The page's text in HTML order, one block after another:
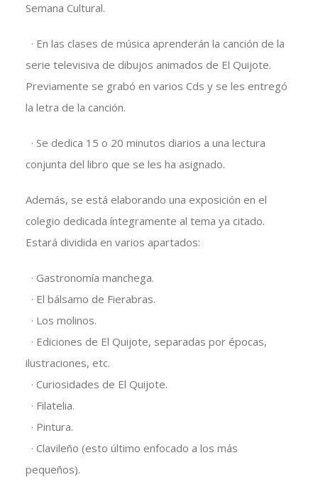
Semana Cultural.
· En las clases de música aprenderán la canción de la
serie televisiva de dibujos animados de El Quijote.
Previamente se grabó en varios Cds y se les entregó
la letra de la canción.
· Se dedica 15 o 20 minutos diarios a una lectura
conjunta del libro que se les ha asignado.
Además, se está elaborando una exposición en el
colegio dedicada íntegramente al tema ya citado.
Estará dividida en varios apartados:
· Gastronomía manchega.
· El bálsamo de Fierabras.
· Los molinos.
· Ediciones de El Quijote, separadas por épocas,
ilustraciones, etc.
· Curiosidades de El Quijote.
· Filatelia.
· Pintura.
· Clavileño (esto último enfocado a los más
pequeños).